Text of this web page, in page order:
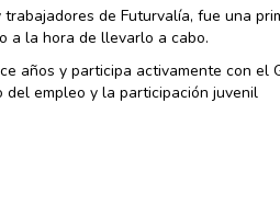
de Futurvalía, fue una
a la hora de llevarlo a cabo.
años y participa activamente con el
del empleo y la participación juvenil